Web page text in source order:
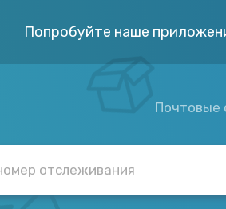
Попробуйте наше
Почтовые